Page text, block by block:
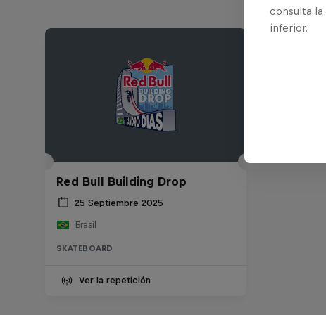
Red Bull Building Drop
25 Septiembre 2025
Brasil
SKATEBOARD
Ver la repetición
consulta la
inferior.